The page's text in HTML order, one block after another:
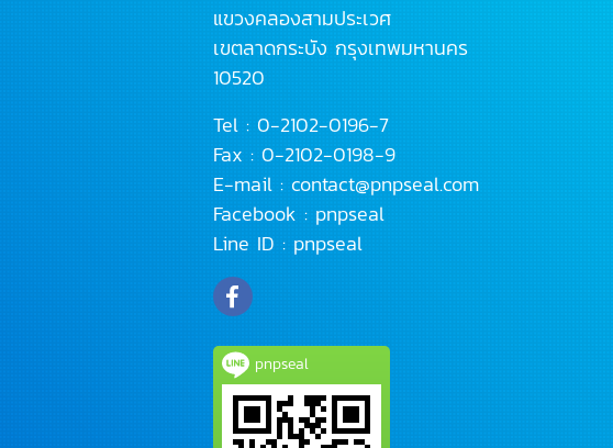
แขวงคลองสามประเวศ
เขตลาดกระบัง กรุงเทพมหานคร
10520
Tel : 0-2102-0196-7
Fax : 0-2102-0198-9
E-mail : contact@pnpseal.com
Facebook : pnpseal
Line ID : pnpseal
pnpseal